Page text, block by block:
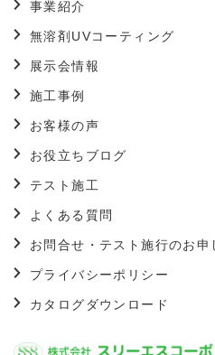
事業紹介
無溶剤UVコーティング
展示会情報
施工事例
お客様の声
お役立ちブログ
テスト施工
よくある質問
お問合せ・テスト施行のお申
プライバシーポリシー
カタログダウンロード